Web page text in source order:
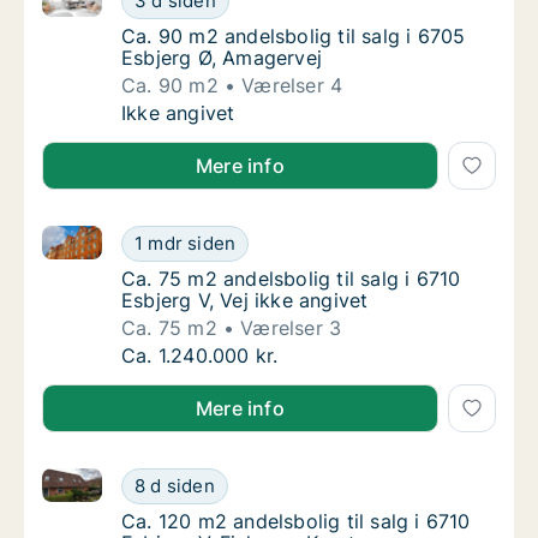
Ca. 90 m2 andelsbolig til salg i 6705
Ca. 90 m2 andelsbolig til salg i 6705
Esbjerg Ø, Amagervej
Ca. 90 m2
Værelser 4
Ca. 90 m2 andelsbolig til salg i 6705
Ikke angivet
Mere info
Ca. 75 m2 andelsbolig til salg i 6710
1 mdr siden
Ca. 75 m2 andelsbolig til salg i 6710 Esbjerg V, Vej
Ca. 75 m2 andelsbolig til salg i 6710
Ca. 75 m2 andelsbolig til salg i 6710
Esbjerg V, Vej ikke angivet
Ca. 75 m2
Værelser 3
Ca. 75 m2 andelsbolig til salg i 6710
Ca. 1.240.000 kr.
Mere info
Ca. 120 m2 andelsbolig til salg i 6710
8 d siden
Ca. 120 m2 andelsbolig til salg i 6710 Esbjerg V,
Ca. 120 m2 andelsbolig til salg i 6710
Ca. 120 m2 andelsbolig til salg i 6710